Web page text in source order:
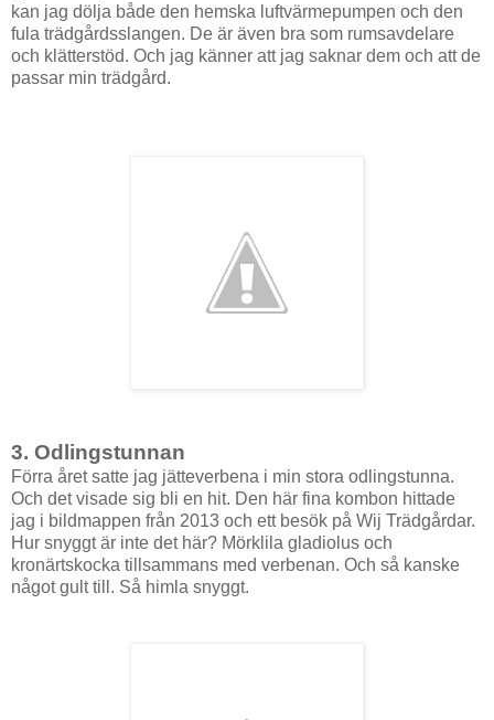
kan jag dölja både den hemska luftvärmepumpen och den
fula trädgårdsslangen. De är även bra som rumsavdelare
och klätterstöd. Och jag känner att jag saknar dem och att de
passar min trädgård.
3. Odlingstunnan
Förra året satte jag jätteverbena i min stora odlingstunna.
Och det visade sig bli en hit. Den här fina kombon hittade
jag i bildmappen från 2013 och ett besök på Wij Trädgårdar.
Hur snyggt är inte det här? Mörklila gladiolus och
kronärtskocka tillsammans med verbenan. Och så kanske
något gult till. Så himla snyggt.